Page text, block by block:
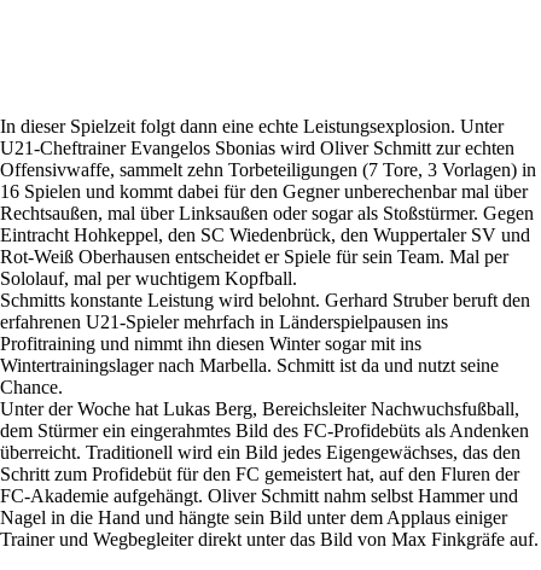
In dieser Spielzeit folgt dann eine echte Leistungsexplosion. Unter
U21-Cheftrainer Evangelos Sbonias wird Oliver Schmitt zur echten
Offensivwaffe, sammelt zehn Torbeteiligungen (7 Tore, 3 Vorlagen) in
16 Spielen und kommt dabei für den Gegner unberechenbar mal über
Rechtsaußen, mal über Linksaußen oder sogar als Stoßstürmer. Gegen
Eintracht Hohkeppel, den SC Wiedenbrück, den Wuppertaler SV und
Rot-Weiß Oberhausen entscheidet er Spiele für sein Team. Mal per
Sololauf, mal per wuchtigem Kopfball.
Schmitts konstante Leistung wird belohnt. Gerhard Struber beruft den
erfahrenen U21-Spieler mehrfach in Länderspielpausen ins
Profitraining und nimmt ihn diesen Winter sogar mit ins
Wintertrainingslager nach Marbella. Schmitt ist da und nutzt seine
Chance.
Unter der Woche hat Lukas Berg, Bereichsleiter Nachwuchsfußball,
dem Stürmer ein eingerahmtes Bild des FC-Profidebüts als Andenken
überreicht. Traditionell wird ein Bild jedes Eigengewächses, das den
Schritt zum Profidebüt für den FC gemeistert hat, auf den Fluren der
FC-Akademie aufgehängt. Oliver Schmitt nahm selbst Hammer und
Nagel in die Hand und hängte sein Bild unter dem Applaus einiger
Trainer und Wegbegleiter direkt unter das Bild von Max Finkgräfe auf.